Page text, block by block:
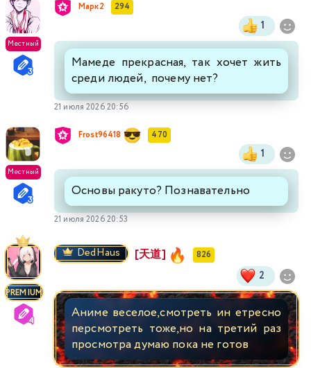
Местный
Марк2 294
1
Мамеде прекрасная, так хочет жить
среди людей, почему нет?
21 июля 2026 20:56
Местный
Frost96418 470
1
Основы ракуто? Познавательно
21 июля 2026 20:53
PREMIUM
DedHaus [天道] 826
2
Аниме веселое,смотреть ин етресно
персмотреть тоже,но на третий раз
просмотра думаю пока не готов